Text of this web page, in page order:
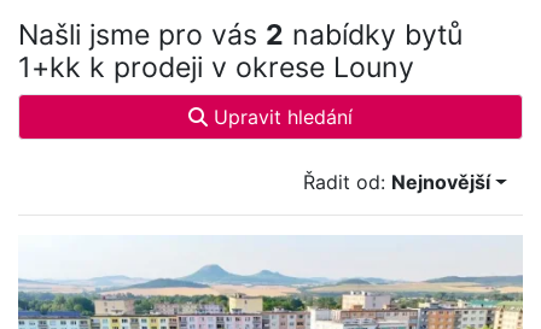
Našli jsme pro vás 2 nabídky bytů
1+kk k prodeji v okrese Louny
Upravit hledání
Řadit od: Nejnovější